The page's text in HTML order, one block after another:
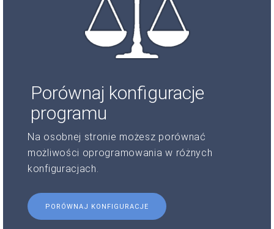
Porównaj konfiguracje
programu
Na osobnej stronie możesz porównać
możliwości oprogramowania w różnych
konfiguracjach.
PORÓWNAJ KONFIGURACJE